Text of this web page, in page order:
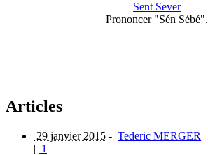
Sent Sever
Prononcer "Sén Sébé".
Articles
29 janvier 2015 - Tederic MERGER
| 1